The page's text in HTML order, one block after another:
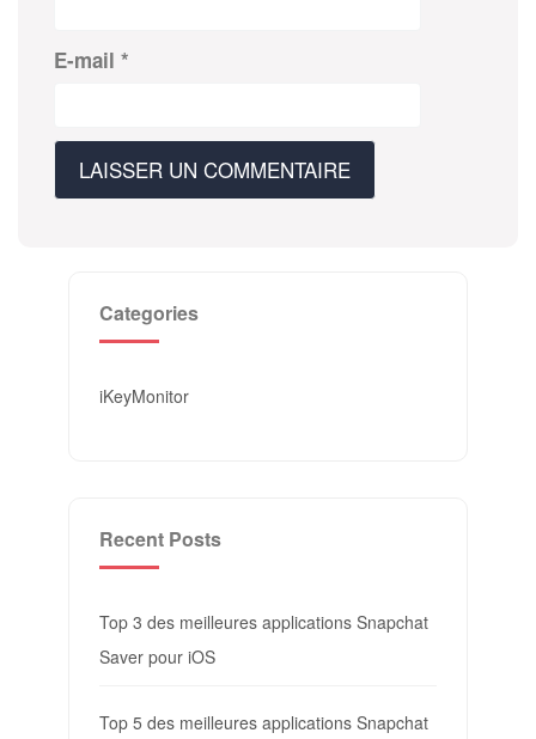
E-mail *
Categories
iKeyMonitor
Recent Posts
Top 3 des meilleures applications Snapchat
Saver pour iOS
Top 5 des meilleures applications Snapchat